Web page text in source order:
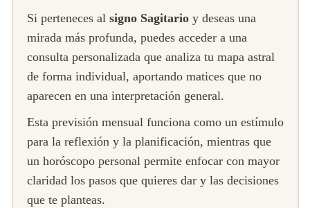
Si perteneces al signo Sagitarioy deseas una
mirada más profunda, puedes acceder a una
consulta personalizada que analiza tu mapa astral
de forma individual, aportando matices que no
aparecen en una interpretación general.
Esta previsión mensual funciona como un estímulo
para la reflexión y la planificación, mientras que
un horóscopo personal permite enfocar con mayor
claridad los pasos que quieres dar y las decisiones
que te planteas.